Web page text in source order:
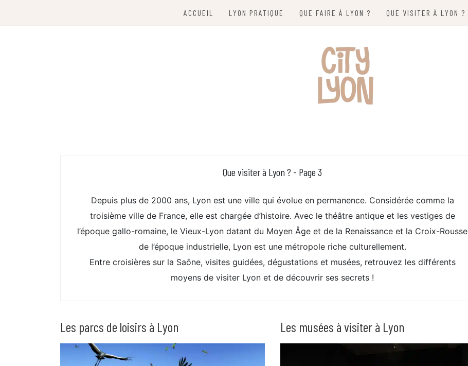
ACCUEIL LYON PRATIQUE QUE FAIRE À LYON ? QUE VISITER À LYON ?
Que visiter à Lyon ? - Page 3
Depuis plus de 2000 ans, Lyon est une ville qui évolue en permanence. Considérée comme la
troisième ville de France, elle est chargée d’histoire. Avec le théâtre antique et les vestiges de
l’époque gallo-romaine, le Vieux-Lyon datant du Moyen Âge et de la Renaissance et la Croix-Rousse
de l’époque industrielle, Lyon est une métropole riche culturellement.
Entre croisières sur la Saône, visites guidées, dégustations et musées, retrouvez les différents
moyens de visiter Lyon et de découvrir ses secrets !
Les parcs de loisirs à Lyon Les musées à visiter à Lyon